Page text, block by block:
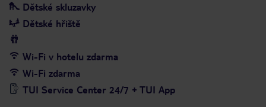
Dětské skluzavky
Dětské hřiště
Wi-Fi v hotelu zdarma
Wi-Fi zdarma
TUI Service Center 24/7 + TUI App